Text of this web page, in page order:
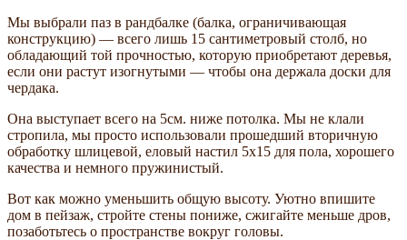
Мы выбрали паз в рандбалке (балка, ограничивающая
конструкцию) — всего лишь 15 сантиметровый столб, но
обладающий той прочностью, которую приобретают деревья,
если они растут изогнутыми — чтобы она держала доски для
чердака.
Она выступает всего на 5см. ниже потолка. Мы не клали
стропила, мы просто использовали прошедший вторичную
обработку шлицевой, еловый настил 5х15 для пола, хорошего
качества и немного пружинистый.
Вот как можно уменьшить общую высоту. Уютно впишите
дом в пейзаж, стройте стены пониже, сжигайте меньше дров,
позаботьтесь о пространстве вокруг головы.